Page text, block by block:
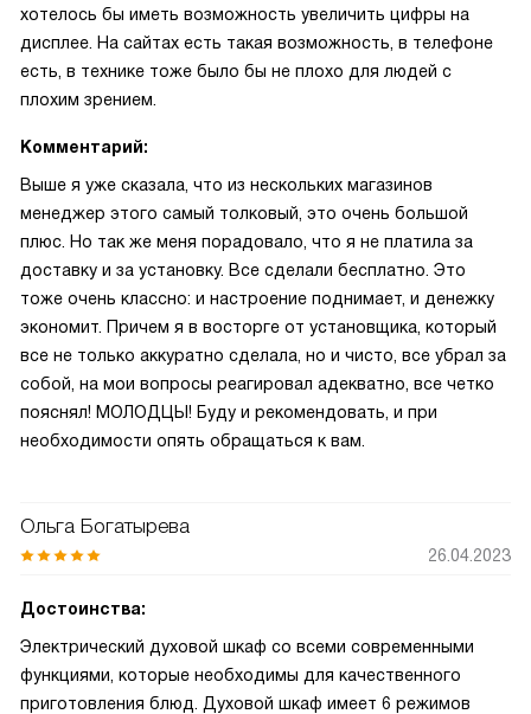
хотелось бы иметь возможность увеличить цифры на
дисплее. На сайтах есть такая возможность, в телефоне
есть, в технике тоже было бы не плохо для людей с
плохим зрением.
Комментарий:
Выше я уже сказала, что из нескольких магазинов
менеджер этого самый толковый, это очень большой
плюс. Но так же меня порадовало, что я не платила за
доставку и за установку. Все сделали бесплатно. Это
тоже очень классно: и настроение поднимает, и денежку
экономит. Причем я в восторге от установщика, который
все не только аккуратно сделала, но и чисто, все убрал за
собой, на мои вопросы реагировал адекватно, все четко
пояснял! МОЛОДЦЫ! Буду и рекомендовать, и при
необходимости опять обращаться к вам.
Ольга Богатырева
26.04.2023
Достоинства:
Электрический духовой шкаф со всеми современными
функциями, которые необходимы для качественного
приготовления блюд. Духовой шкаф имеет 6 режимов